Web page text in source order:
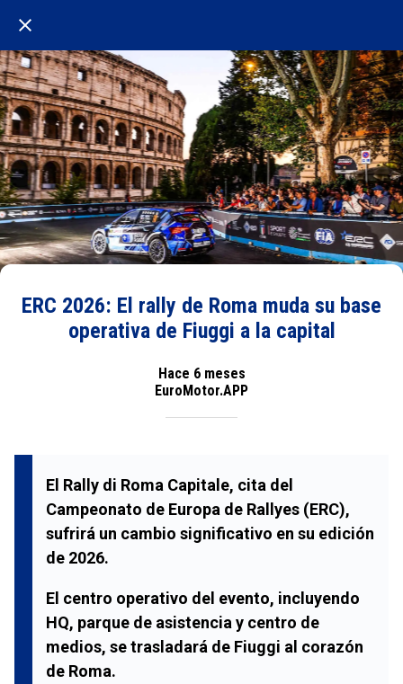
ERC 2026: El rally de Roma muda su base
operativa de Fiuggi a la capital
Hace 6 meses
EuroMotor.APP
El Rally di Roma Capitale, cita del
Campeonato de Europa de Rallyes (ERC),
sufrirá un cambio significativo en su edición
de 2026.
El centro operativo del evento, incluyendo
HQ, parque de asistencia y centro de
medios, se trasladará de Fiuggi al corazón
de Roma.